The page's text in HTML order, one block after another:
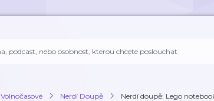
Volnočasové Nerdí Doupě Nerdí doupě: Lego